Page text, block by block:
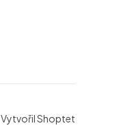
Vytvořil Shoptet